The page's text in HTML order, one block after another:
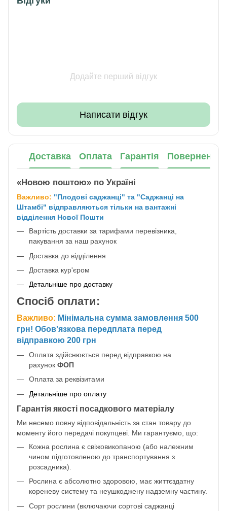
Додайте перший відгук
Написати відгук
Доставка Оплата Гарантія Повернення
«Новою поштою» по Україні
Важливо: "Плодові саджанці" та "Саджанці на
Штамбі" відправляються тільки на вантажні
відділення Нової Пошти
Вартість доставки за тарифами перевізника,
пакування за наш рахунок
Доставка до відділення
Доставка кур'єром
Детальніше про доставку
Спосіб оплати:
Важливо: Мінімальна сумма замовлення 500
грн! Обов'язкова передплата перед
відправкою 200 грн
Оплата здійснюється перед відправкою на
рахунок ФОП
Оплата за реквізитами
Детальніше про оплату
Гарантія якості посадкового матеріалу
Ми несемо повну відповідальність за стан товару до
моменту його передачі покупцеві. Ми гарантуємо, що:
Кожна рослина є свіжовикопаною (або належним
чином підготовленою до транспортування з
розсадника).
Рослина є абсолютно здоровою, має життєздатну
кореневу систему та неушкоджену надземну частину.
Сорт рослини (включаючи сортові саджанці